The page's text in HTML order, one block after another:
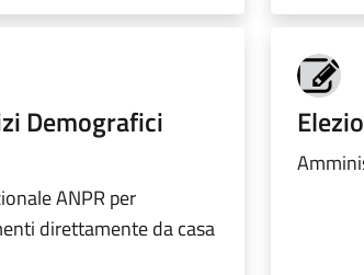
Demografici
ANPR per
direttamente da casa